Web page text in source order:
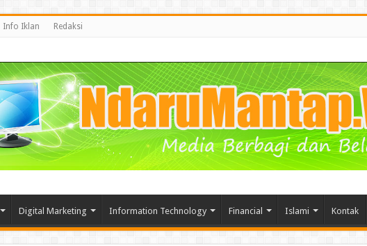
Info Iklan Redaksi
Digital Marketing Information Technology Financial Islami Kontak